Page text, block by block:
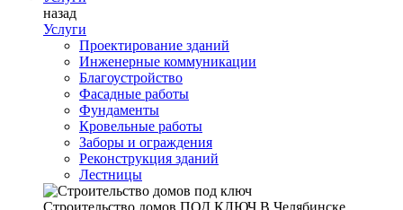
назад
Услуги
Проектирование зданий
Инженерные коммуникации
Благоустройство
Фасадные работы
Фундаменты
Кровельные работы
Заборы и ограждения
Реконструкция зданий
Лестницы
Строительство домов ПОД КЛЮЧ В Челябинске